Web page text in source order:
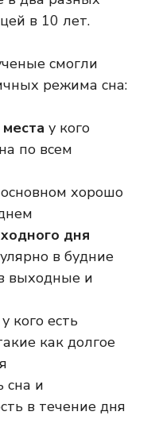
в 10 лет.
смогли
режима сна:
у кого
по всем
хорошо
дня
в будние
выходные и
у кого есть
как долгое
сна и
в течение дня